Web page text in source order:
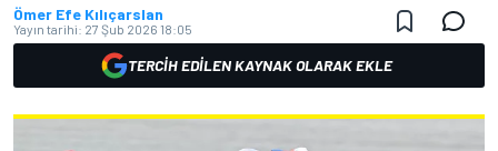
Ömer Efe Kılıçarslan
Yayın tarihi: 27 Şub 2026 18:05
TERCIH EDILEN KAYNAK OLARAK EKLE